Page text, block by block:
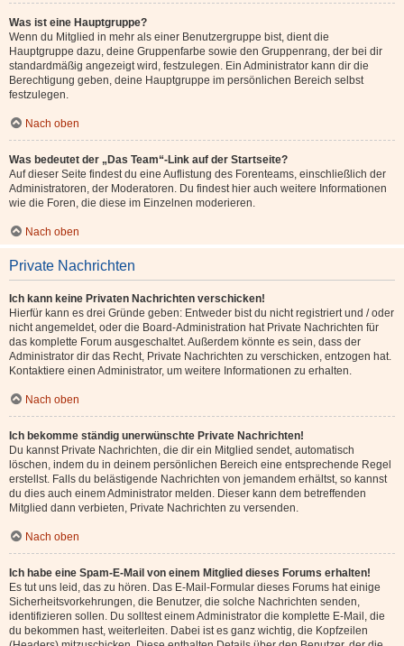
Was ist eine Hauptgruppe?
Wenn du Mitglied in mehr als einer Benutzergruppe bist, dient die
Hauptgruppe dazu, deine Gruppenfarbe sowie den Gruppenrang, der bei dir
standardmäßig angezeigt wird, festzulegen. Ein Administrator kann dir die
Berechtigung geben, deine Hauptgruppe im persönlichen Bereich selbst
festzulegen.
Nach oben
Was bedeutet der „Das Team“-Link auf der Startseite?
Auf dieser Seite findest du eine Auflistung des Forenteams, einschließlich der
Administratoren, der Moderatoren. Du findest hier auch weitere Informationen
wie die Foren, die diese im Einzelnen moderieren.
Nach oben
Private Nachrichten
Ich kann keine Privaten Nachrichten verschicken!
Hierfür kann es drei Gründe geben: Entweder bist du nicht registriert und / oder
nicht angemeldet, oder die Board-Administration hat Private Nachrichten für
das komplette Forum ausgeschaltet. Außerdem könnte es sein, dass der
Administrator dir das Recht, Private Nachrichten zu verschicken, entzogen hat.
Kontaktiere einen Administrator, um weitere Informationen zu erhalten.
Nach oben
Ich bekomme ständig unerwünschte Private Nachrichten!
Du kannst Private Nachrichten, die dir ein Mitglied sendet, automatisch
löschen, indem du in deinem persönlichen Bereich eine entsprechende Regel
erstellst. Falls du belästigende Nachrichten von jemandem erhältst, so kannst
du dies auch einem Administrator melden. Dieser kann dem betreffenden
Mitglied dann verbieten, Private Nachrichten zu versenden.
Nach oben
Ich habe eine Spam-E-Mail von einem Mitglied dieses Forums erhalten!
Es tut uns leid, das zu hören. Das E-Mail-Formular dieses Forums hat einige
Sicherheitsvorkehrungen, die Benutzer, die solche Nachrichten senden,
identifizieren sollen. Du solltest einem Administrator die komplette E-Mail, die
du bekommen hast, weiterleiten. Dabei ist es ganz wichtig, die Kopfzeilen